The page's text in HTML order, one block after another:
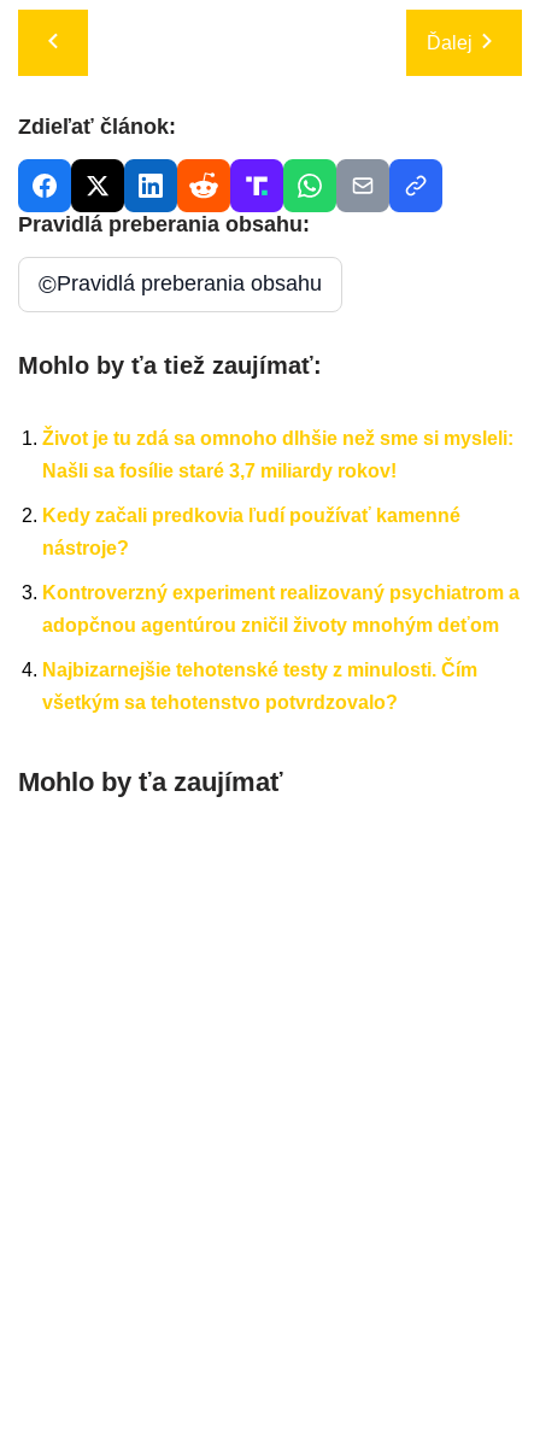
Ďalej
Zdieľať článok:
Pravidlá preberania obsahu:
©Pravidlá preberania obsahu
Mohlo by ťa tiež zaujímať:
Život je tu zdá sa omnoho dlhšie než sme si mysleli:
Našli sa fosílie staré 3,7 miliardy rokov!
Kedy začali predkovia ľudí používať kamenné
nástroje?
Kontroverzný experiment realizovaný psychiatrom a
adopčnou agentúrou zničil životy mnohým deťom
Najbizarnejšie tehotenské testy z minulosti. Čím
všetkým sa tehotenstvo potvrdzovalo?
Mohlo by ťa zaujímať